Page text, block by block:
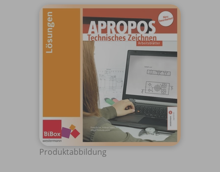
Produktabbildung